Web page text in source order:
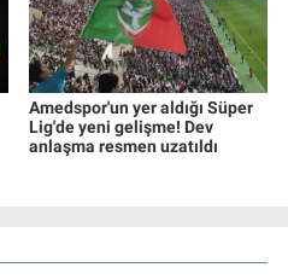
Amedspor'un yer aldığı Süper
Lig'de yeni gelişme! Dev
anlaşma resmen uzatıldı